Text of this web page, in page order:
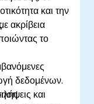
και την
ακρίβεια
το
δεδομένων.
και